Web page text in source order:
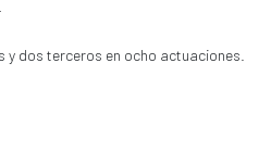
dos terceros en ocho actuaciones.